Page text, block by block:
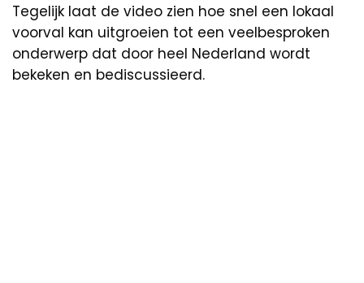
Tegelijk laat de video zien hoe snel een lokaal
voorval kan uitgroeien tot een veelbesproken
onderwerp dat door heel Nederland wordt
bekeken en bediscussieerd.